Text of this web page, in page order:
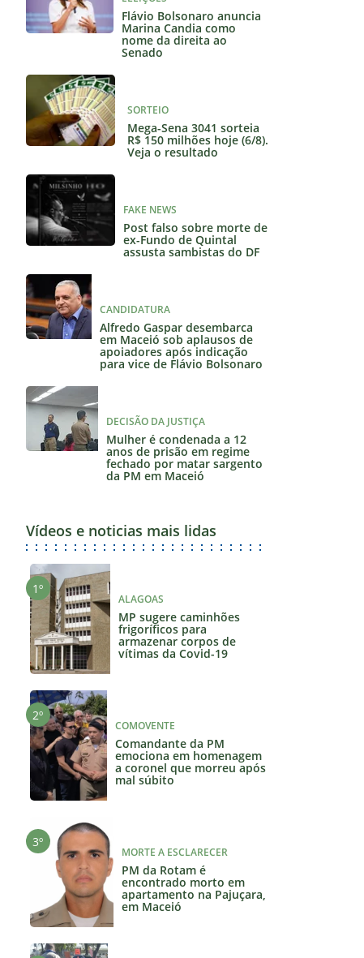
Flávio Bolsonaro anuncia
Marina Candia como
nome da direita ao
Senado
SORTEIO
Mega-Sena 3041 sorteia
R$ 150 milhões hoje (6/8).
Veja o resultado
FAKE NEWS
Post falso sobre morte de
ex-Fundo de Quintal
assusta sambistas do DF
CANDIDATURA
Alfredo Gaspar desembarca
em Maceió sob aplausos de
apoiadores após indicação
para vice de Flávio Bolsonaro
DECISÃO DA JUSTIÇA
Mulher é condenada a 12
anos de prisão em regime
fechado por matar sargento
da PM em Maceió
Vídeos e noticias mais lidas
ALAGOAS
MP sugere caminhões
frigoríficos para
armazenar corpos de
vítimas da Covid-19
COMOVENTE
Comandante da PM
emociona em homenagem
a coronel que morreu após
mal súbito
MORTE A ESCLARECER
PM da Rotam é
encontrado morto em
apartamento na Pajuçara,
em Maceió